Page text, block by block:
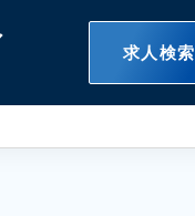
求人検索